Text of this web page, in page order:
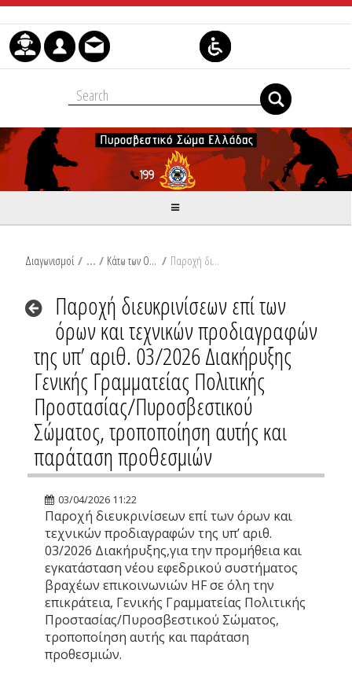
Skip to Content
Διαγωνισμοί / Κάτω των Ορίων / Παροχή διευκρινίσεων επί των όρων και τεχνικών προδιαγραφών της υπ’ αριθ. 03/2026 Διακήρυξης Γενικής Γραμματείας Πολιτικής Προστασίας/Πυροσβεστικού Σώματος, τροποποίηση αυτής και παράταση προθεσμιών
Παροχή διευκρινίσεων επί των
όρων και τεχνικών προδιαγραφών
της υπ’ αριθ. 03/2026 Διακήρυξης
Γενικής Γραμματείας Πολιτικής
Προστασίας/Πυροσβεστικού
Σώματος, τροποποίηση αυτής και
παράταση προθεσμιών
03/04/2026 11:22
Παροχή διευκρινίσεων επί των όρων και
τεχνικών προδιαγραφών της υπ’ αριθ.
03/2026 Διακήρυξης,για την προμήθεια και
εγκατάσταση νέου εφεδρικού συστήματος
βραχέων επικοινωνιών HF σε όλη την
επικράτεια, Γενικής Γραμματείας Πολιτικής
Προστασίας/Πυροσβεστικού Σώματος,
τροποποίηση αυτής και παράταση
προθεσμιών.